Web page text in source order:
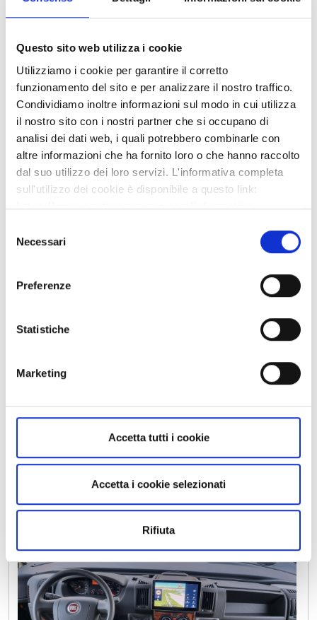
Questo sito web utilizza i cookie
Utilizziamo i cookie per garantire il corretto
funzionamento del sito e per analizzare il nostro traffico.
Condividiamo inoltre informazioni sul modo in cui utilizza
il nostro sito con i nostri partner che si occupano di
analisi dei dati web, i quali potrebbero combinarle con
altre informazioni che ha fornito loro o che hanno raccolto
dal suo utilizzo dei loro servizi. L'informativa completa
sull'utilizzo dei cookie è disponibile a questo link:
https://www.centrocaravans.com/informativa-
delNecessari
Preferenze
Statistiche
Marketing
Accetta tutti i cookie
Accetta i cookie selezionati
Rifiuta